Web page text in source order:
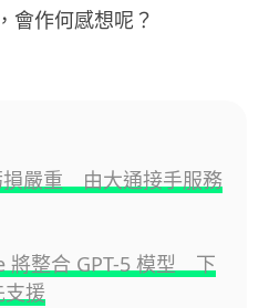
會作何感想呢？
嚴重 由大通接手服務
整合 GPT-5 模型 下
支援